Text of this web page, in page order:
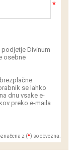
*
Divinum
osebne
se lahko
dnu vsake e-
preko e-maila
z (*) so obvezna.